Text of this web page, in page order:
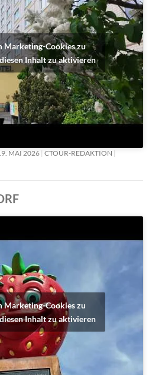
Marketing-Cookies zu
Inhalt zu aktivieren
MAI 2026 CTOUR-REDAKTION
Marketing-Cookies zu
Inhalt zu aktivieren